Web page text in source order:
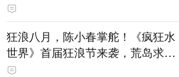
狂浪八月，陈小春掌舵！《疯狂水
世界》首届狂浪节来袭，荒岛求生
直播即将开启